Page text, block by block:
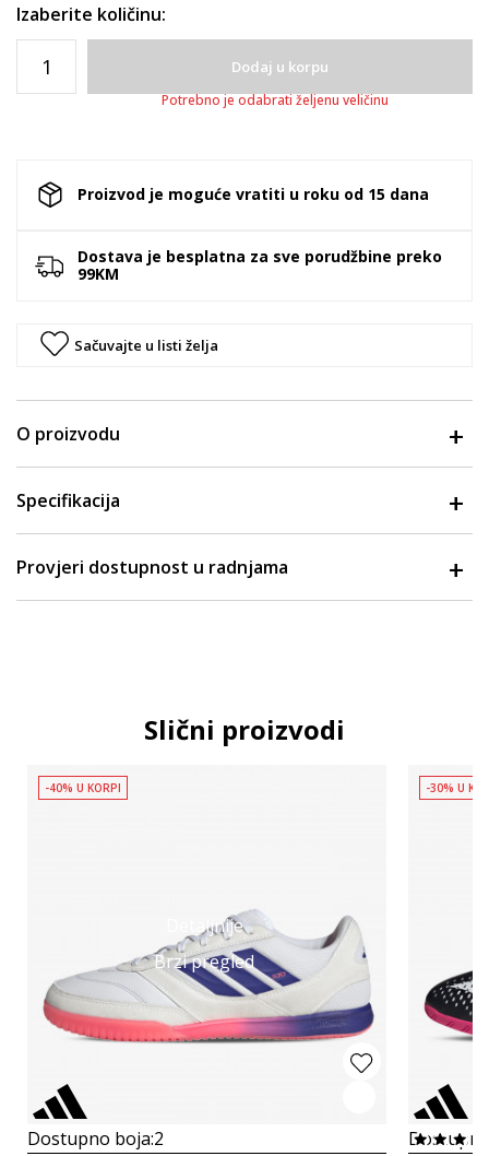
Izaberite količinu:
Dodaj u korpu
Potrebno je odabrati željenu veličinu
Proizvod je moguće vratiti u roku od 15 dana
Dostava je besplatna za sve porudžbine preko
99KM
Sačuvajte u listi želja
O proizvodu
Specifikacija
Provjeri dostupnost u radnjama
Slični proizvodi
Detaljnije
Brzi pregled
-40% U KORPI
Dostupno boja:2
-30% U